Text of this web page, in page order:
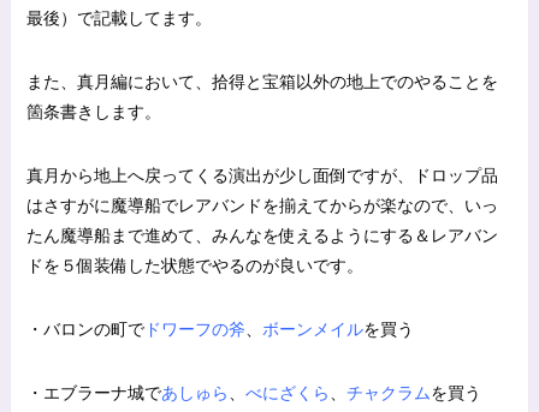
最後）で記載してます。
また、真月編において、拾得と宝箱以外の地上でのやることを
箇条書きします。
真月から地上へ戻ってくる演出が少し面倒ですが、ドロップ品
はさすがに魔導船でレアバンドを揃えてからが楽なので、いっ
たん魔導船まで進めて、みんなを使えるようにする＆レアバン
ドを５個装備した状態でやるのが良いです。
・バロンの町で ドワーフの斧 ボーンメイルを買う
・エブラーナ城であしゅら 、べにざくら 、チャクラムを買う